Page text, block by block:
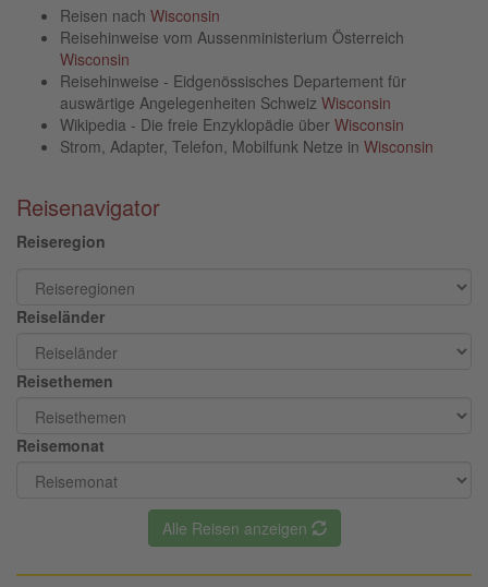
Reisen nach Wisconsin
Reisehinweise vom Aussenministerium Österreich
Wisconsin
Reisehinweise - Eidgenössisches Departement für
auswärtige Angelegenheiten Schweiz Wisconsin
Wikipedia - Die freie Enzyklopädie über Wisconsin
Strom, Adapter, Telefon, Mobilfunk Netze in Wisconsin
Reisenavigator
Reiseregion
Reiseländer
Reisethemen
Reisemonat
Alle Reisen anzeigen